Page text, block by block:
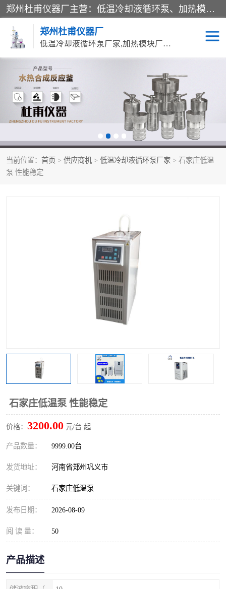
郑州杜甫仪器厂主营：低温冷却液循环泵、加热模块、水热合成反应釜、水油浴锅、旋转蒸发器、循环水真空泵等产品。郑州杜甫仪器厂在众多的教学仪器行业中依靠科技力量扬长避短、迅速发展，成为国家教委*生产教学仪器的厂家，产品具有国内良好水平，主导产品通过ISO9002质量认证。
郑州杜甫仪器厂
低温冷却液循环泵厂家,加热模块厂家,水热合成反应釜厂家,水油浴锅厂家,旋转蒸发器厂家
当前位置： 首页 > 供应商机 > 低温冷却液循环泵厂家 > 石家庄低温
泵 性能稳定
石家庄低温泵 性能稳定
价格： 3200.00 元/台 起
产品数量： 9999.00台
发货地址： 河南省郑州巩义市
关键词： 石家庄低温泵
发布日期： 2026-08-09
阅 读 量： 50
产品描述
循环水真空泵厂家 水热合成反应釜厂家
低温冷却液循环泵厂家 加热模块厂家
气流烘干器
旋转蒸发器厂家 双层玻璃反应釜10L
多功能油浴锅
低温恒温反应浴槽
电动搅拌器